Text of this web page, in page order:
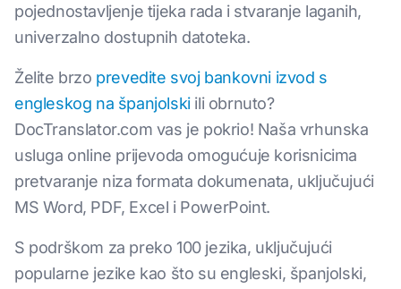
pojednostavljenje tijeka rada i stvaranje laganih,
univerzalno dostupnih datoteka.
Želite brzo prevedite svoj bankovni izvod s
engleskog na španjolskiili obrnuto?
DocTranslator.com vas je pokrio! Naša vrhunska
usluga online prijevoda omogućuje korisnicima
pretvaranje niza formata dokumenata, uključujući
MS Word, PDF, Excel i PowerPoint.
S podrškom za preko 100 jezika, uključujući
popularne jezike kao što su engleski, španjolski,